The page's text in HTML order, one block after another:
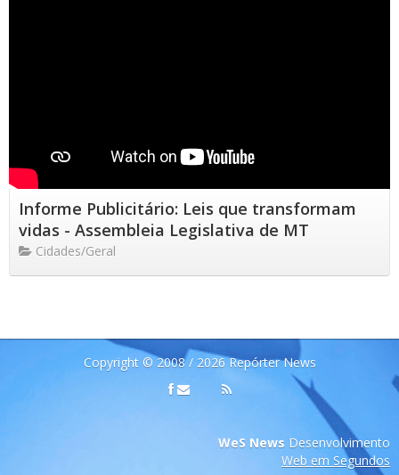
Informe Publicitário: Leis que transformam
vidas - Assembleia Legislativa de MT
Cidades/Geral
Copyright © 2008 / 2026 Repórter News
WeS News Desenvolvimento
Web em Segundos